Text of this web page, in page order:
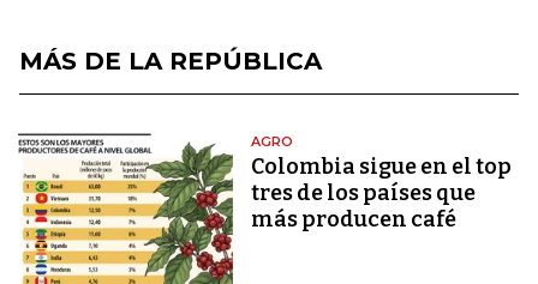
MÁS DE LA REPÚBLICA
AGRO
Colombia sigue en el top
tres de los países que
más producen café